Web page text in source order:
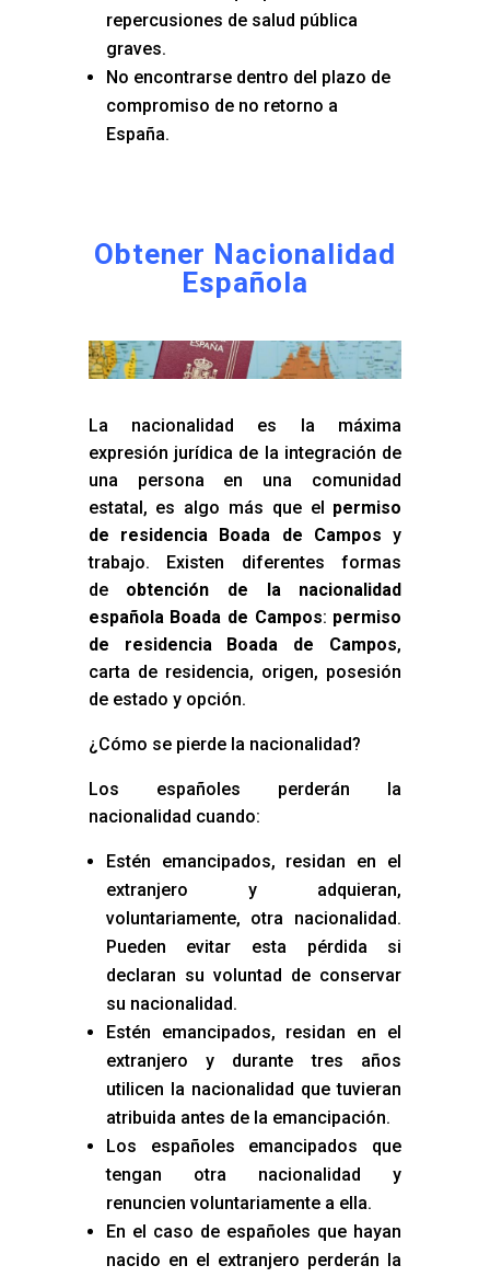
repercusiones de salud pública
graves.
No encontrarse dentro del plazo de
compromiso de no retorno a
España.
Obtener Nacionalidad
Española
La nacionalidad es la máxima
expresión jurídica de la integración de
una persona en una comunidad
estatal, es algo más que el permiso
de residencia Boada de Campos y
trabajo. Existen diferentes formas
de obtención de la nacionalidad
española Boada de Campos: permiso
de residencia Boada de Campos,
carta de residencia, origen, posesión
de estado y opción.
¿Cómo se pierde la nacionalidad?
Los españoles perderán la
nacionalidad cuando:
Estén emancipados, residan en el
extranjero y adquieran,
voluntariamente, otra nacionalidad.
Pueden evitar esta pérdida si
declaran su voluntad de conservar
su nacionalidad.
Estén emancipados, residan en el
extranjero y durante tres años
utilicen la nacionalidad que tuvieran
atribuida antes de la emancipación.
Los españoles emancipados que
tengan otra nacionalidad y
renuncien voluntariamente a ella.
En el caso de españoles que hayan
nacido en el extranjero perderán la